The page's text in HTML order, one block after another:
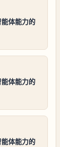
体能力的
体能力的
体能力的